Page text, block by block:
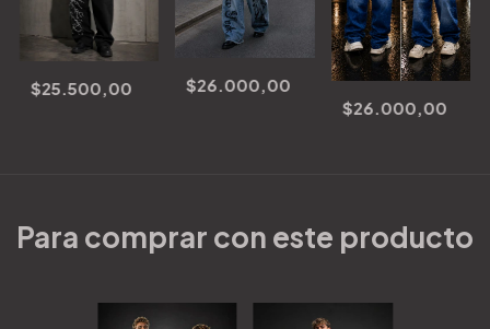
$25.500,00
$26.000,00
$26.000,00
Para comprar con este producto